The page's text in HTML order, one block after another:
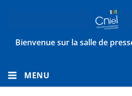
Bienvenue sur la salle de
MENU